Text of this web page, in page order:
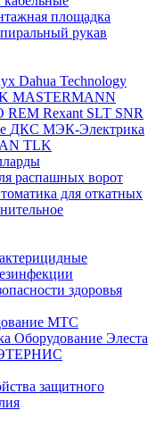
площадка
рукав
Dahua Technology
MASTERMANN
REM Rexant SLT SNR
ДКС МЭК-Электрика
TLK
распашных ворот
для откатных
здоровья
МТС
Оборудование Элеста
ЭТЕРНИС
защитного